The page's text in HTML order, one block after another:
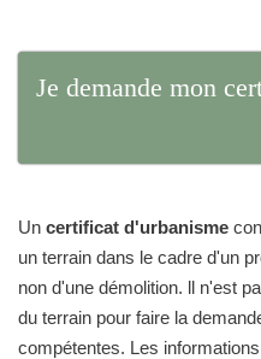
Je demande mon
Un certificat d'urbanisme
un terrain dans le cadre d'un
non d'une démolition. ll n'est
du terrain pour faire la
compétentes. Les